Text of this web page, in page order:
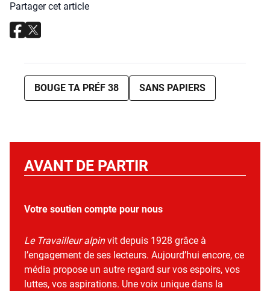
Partager cet article
BOUGE TA PRÉF 38 SANS PAPIERS
AVANT DE PARTIR
Votre soutien compte pour nous
Le Travailleur alpinvit depuis 1928 grâce à
l’engagement de ses lecteurs. Aujourd’hui encore, ce
média propose un autre regard sur vos espoirs, vos
luttes, vos aspirations. Une voix unique dans la